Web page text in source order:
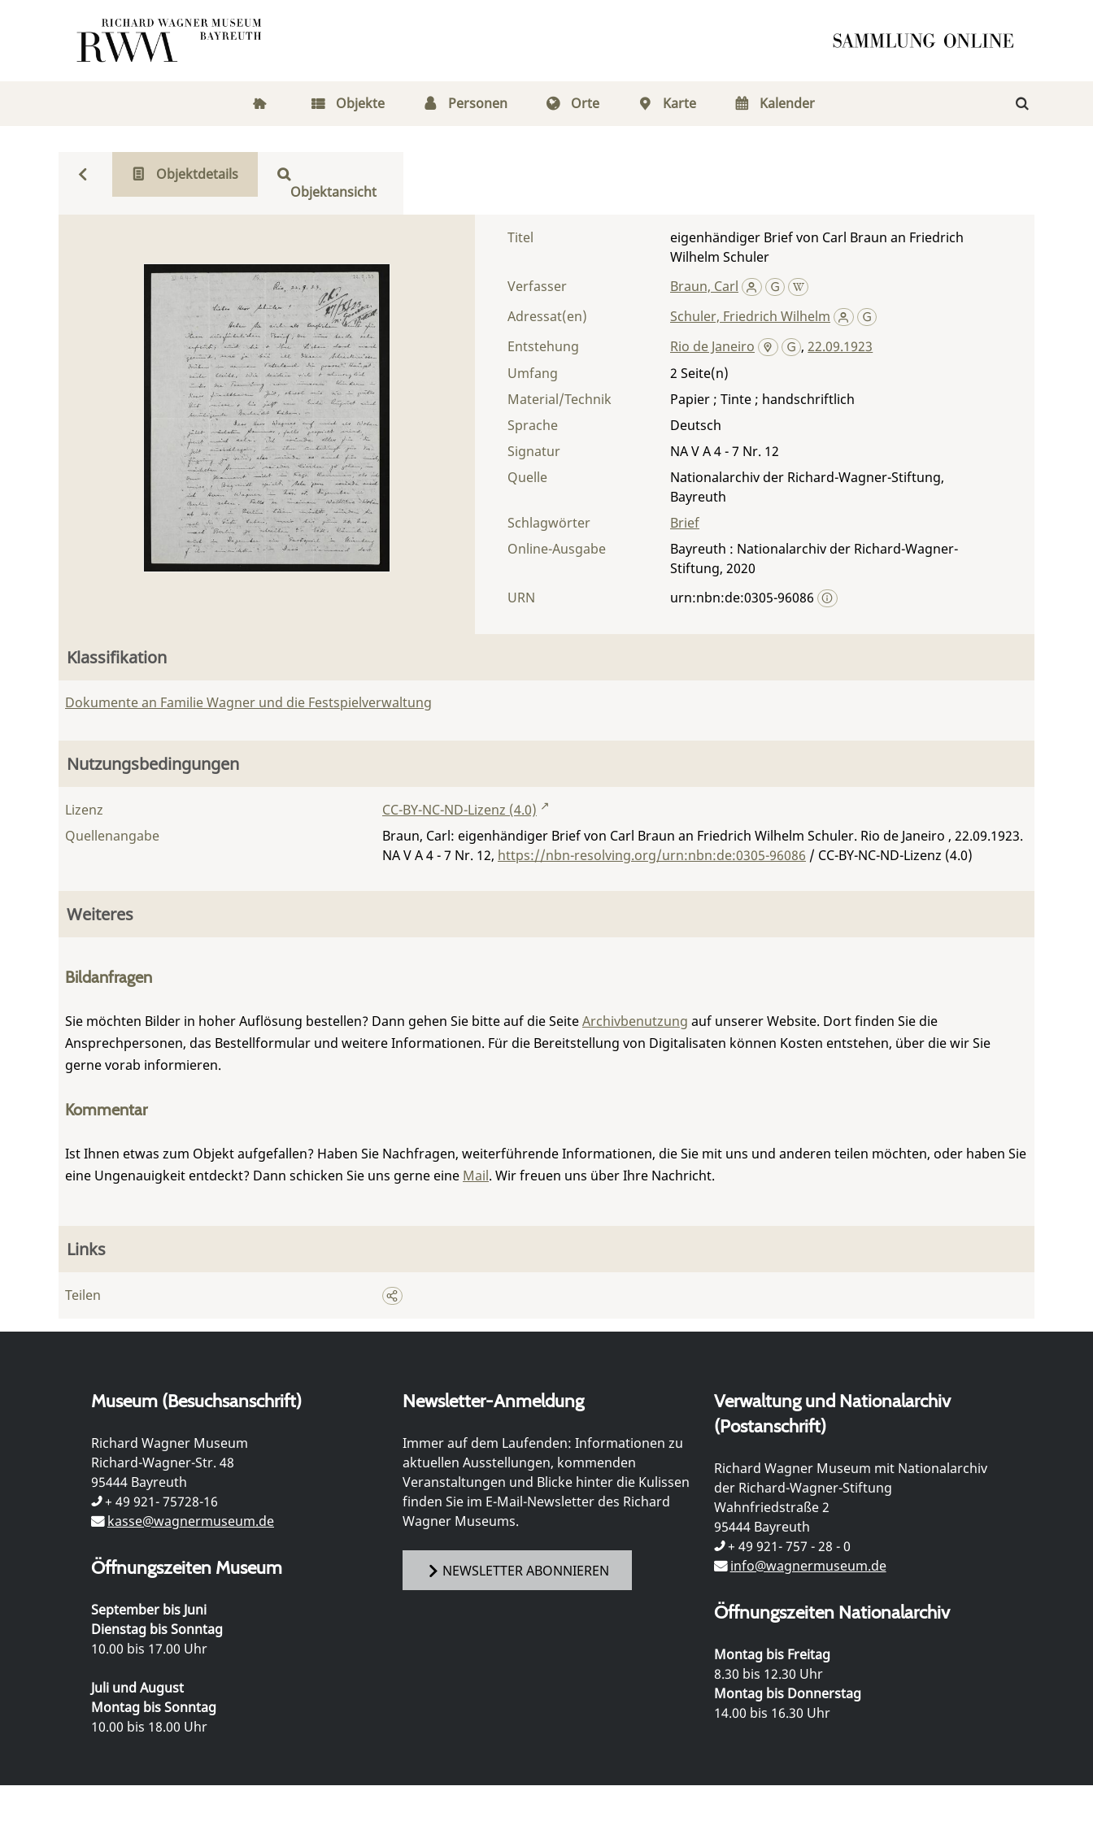
Objekte Personen Orte Karte Kalender
Objektdetails
Objektansicht
Titel
eigenhändiger Brief von Carl Braun an Friedrich
Wilhelm Schuler
Verfasser
Braun, Carl
Adressat(en)
Schuler, Friedrich Wilhelm
Entstehung
Rio de Janeiro ,22.09.1923
Umfang
2
Material/Technik
Papier ; Tinte ; handschriftlich
Sprache
Deutsch
Signatur
NA V A 4 - 7 Nr. 12
Quelle
Nationalarchiv der Richard-Wagner-Stiftung,
Bayreuth
Schlagwörter
Brief
Online-Ausgabe
Bayreuth : Nationalarchiv der Richard-Wagner-
Stiftung, 2020
URN
urn:nbn:de:0305-96086
Klassifikation
Dokumente an Familie Wagner und die Festspielverwaltung
Nutzungsbedingungen
Lizenz
CC-BY-NC-ND-Lizenz (4.0)
Quellenangabe
Braun, Carl: eigenhändiger Brief von Carl Braun an Friedrich Wilhelm Schuler. Rio de Janeiro , 22.09.1923.
NA V A 4 - 7 Nr. 12, https://nbn-resolving.org/urn:nbn:de:0305-96086 / CC-BY-NC-ND-Lizenz (4.0)
Weiteres
Bildanfragen
Sie möchten Bilder in hoher Auflösung bestellen? Dann gehen Sie bitte auf die SeiteArchivbenutzung auf unserer Website. Dort finden Sie die
Ansprechpersonen, das Bestellformular und weitere Informationen. Für die Bereitstellung von Digitalisaten können Kosten entstehen, über die wir Sie
gerne vorab informieren.
Kommentar
Ist Ihnen etwas zum Objekt aufgefallen? Haben Sie Nachfragen, weiterführende Informationen, die Sie mit uns und anderen teilen möchten, oder haben Sie
eine Ungenauigkeit entdeckt? Dann schicken Sie uns gerne eine Mail. Wir freuen uns über Ihre Nachricht.
Links
Teilen
Museum (Besuchsanschrift)
Richard Wagner Museum
Richard-Wagner-Str. 48
95444 Bayreuth
+ 49 921- 75728-16
kasse@wagnermuseum.de
Öffnungszeiten Museum
September bis Juni
Dienstag bis Sonntag
10.00 bis 17.00 Uhr
Juli und August
Montag bis Sonntag
10.00 bis 18.00 Uhr
Newsletter-Anmeldung
Immer auf dem Laufenden: Informationen zu
aktuellen Ausstellungen, kommenden
Veranstaltungen und Blicke hinter die Kulissen
finden Sie im E-Mail-Newsletter des Richard
Wagner Museums.
NEWSLETTER ABONNIEREN
Verwaltung und Nationalarchiv
(Postanschrift)
Richard Wagner Museum mit Nationalarchiv
der Richard-Wagner-Stiftung
Wahnfriedstraße 2
95444 Bayreuth
+ 49 921- 757 - 28 - 0
info@wagnermuseum.de
Öffnungszeiten Nationalarchiv
Montag bis Freitag
8.30 bis 12.30 Uhr
Montag bis Donnerstag
14.00 bis 16.30 Uhr